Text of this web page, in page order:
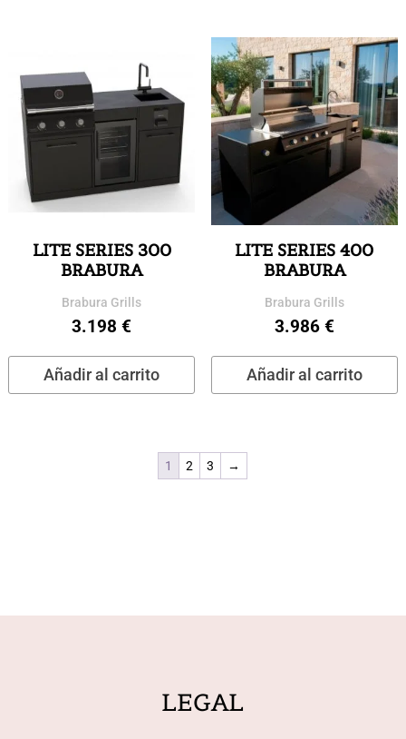
LITE SERIES 300
BRABURA
Brabura Grills
3.198€
Añadir al carrito
LITE SERIES 400
BRABURA
Brabura Grills
3.986 €
Añadir al carrito
1 2 3 →
LEGAL